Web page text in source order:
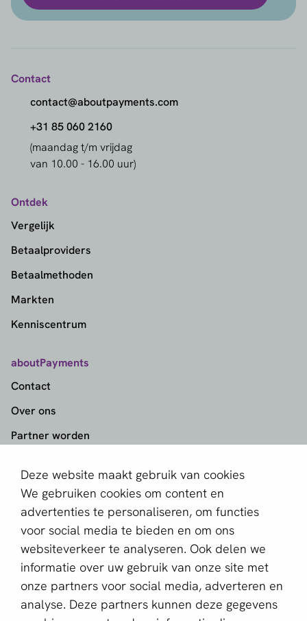
Deze website maakt gebruik van cookies
We gebruiken cookies om content en
advertenties te personaliseren, om functies
voor social media te bieden en om ons
websiteverkeer te analyseren. Ook delen we
informatie over uw gebruik van onze site met
onze partners voor social media, adverteren en
analyse. Deze partners kunnen deze gegevens
Contact
contact@aboutpayments.com
+31 85 060 2160
(maandag t/m vrijdag
van 10.00 - 16.00 uur)
Ontdek
Vergelijk
Betaalproviders
Betaalmethoden
Markten
Kenniscentrum
aboutPayments
Contact
Over ons
Partner worden
Schrijf je in voor de nieuwsbrief
E-mailadres *
Deze website wordt beschermd door reCAPTCHA en het
Privacybeleid en deServicevoorwaardenvan Google zijn
van toepassing.